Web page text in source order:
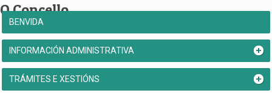
O Concello
BENVIDA
INFORMACIÓN ADMINISTRATIVA
TRÁMITES E XESTIÓNS